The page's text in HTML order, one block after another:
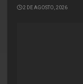
2 DE AGOSTO, 2026